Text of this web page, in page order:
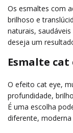
Os esmaltes com
brilhoso e
naturais,
deseja um
Esmalte cat
O efeito cat eye,
profundidade,
É uma escolha
diferente,